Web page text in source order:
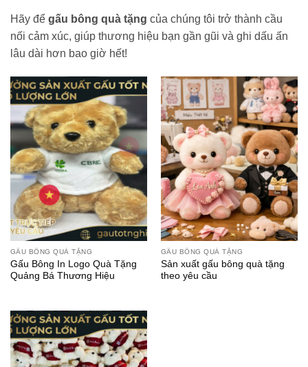
Hãy để gấu bông quà tặng của chúng tôi trở thành cầu
nối cảm xúc, giúp thương hiệu bạn gần gũi và ghi dấu ấn
lâu dài hơn bao giờ hết!
GẤU BÔNG QUÀ TẶNG
Gấu Bông In Logo Quà Tặng
Quảng Bá Thương Hiệu
GẤU BÔNG QUÀ TẶNG
Sản xuất gấu bông quà tặng
theo yêu cầu